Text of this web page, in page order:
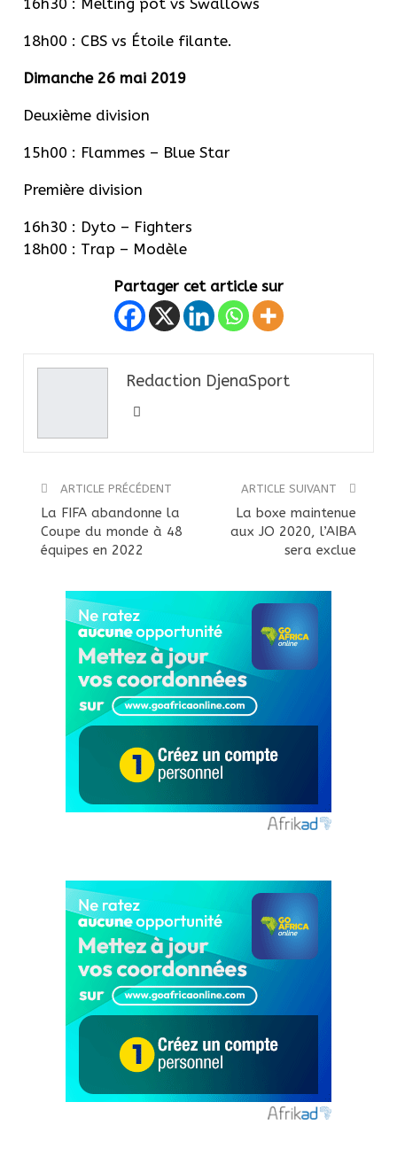
18h00 : CBS vs Étoile filante.
Dimanche 26 mai 2019
Deuxième division
15h00 : Flammes – Blue Star
Première division
16h30 : Dyto – Fighters
18h00 : Trap – Modèle
Partager cet article sur
Redaction DjenaSport
ARTICLE PRÉCÉDENT
La FIFA abandonne la
Coupe du monde à 48
équipes en 2022
ARTICLE SUIVANT
La boxe maintenue
aux JO 2020, l’AIBA
sera exclue